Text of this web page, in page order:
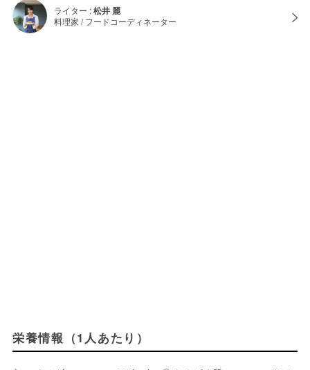
ライター :松井 麗
料理家 / フードコーディネーター
栄養情報（1人あたり）